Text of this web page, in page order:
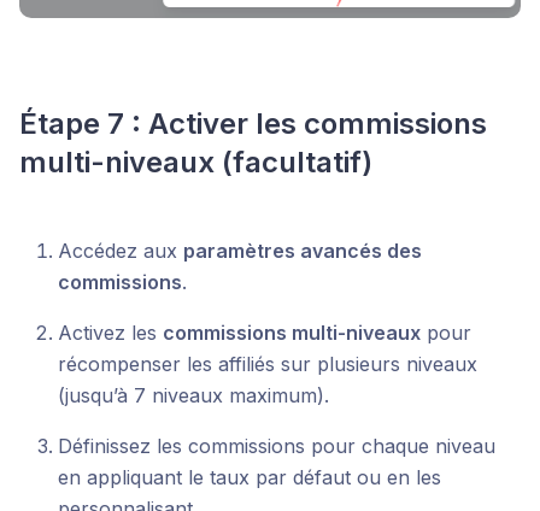
Étape 7 : Activer les commissions
multi-niveaux (facultatif)
Accédez aux paramètres avancés des
commissions.
Activez les commissions multi-niveaux pour
récompenser les affiliés sur plusieurs niveaux
(jusqu’à 7 niveaux maximum).
Définissez les commissions pour chaque niveau
en appliquant le taux par défaut ou en les